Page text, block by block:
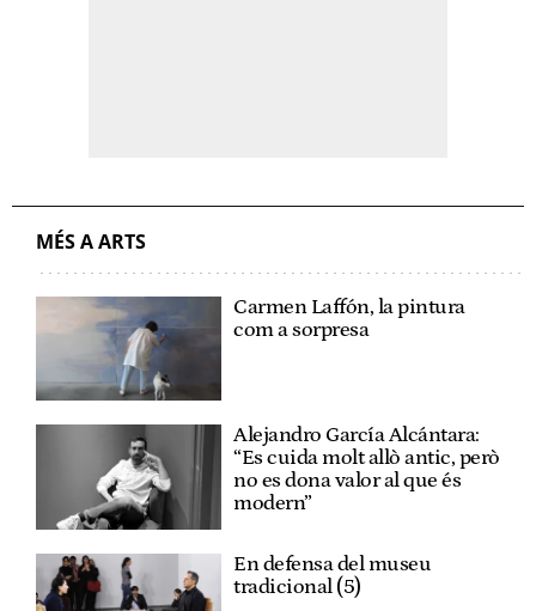
MÉS A ARTS
Carmen Laffón, la pintura
com a sorpresa
Alejandro García Alcántara:
“Es cuida molt allò antic, però
no es dona valor al que és
modern”
En defensa del museu
tradicional (5)